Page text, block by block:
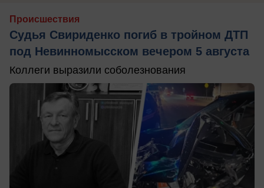
Происшествия
Судья Свириденко погиб в тройном ДТП
под Невинномысском вечером 5 августа
Коллеги выразили соболезнования